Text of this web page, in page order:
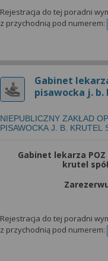
Rejestracja do tej poradni
z przychodnią pod numerem:
Gabinet
pisawocka j.
NIEPUBLICZNY ZAKŁAD
PISAWOCKA J. B. KRUTEL
Gabinet lekarza
krutel
Rejestracja do tej poradni
z przychodnią pod numerem: